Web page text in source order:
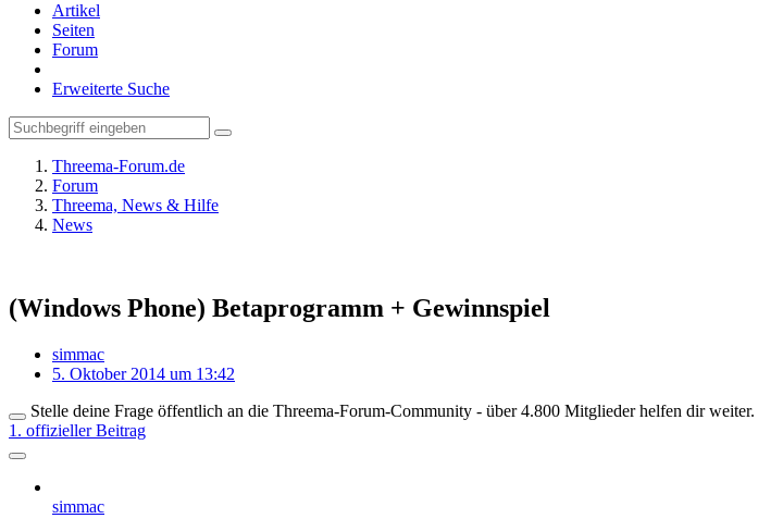
Artikel
Seiten
Forum
Erweiterte Suche
Threema-Forum.de
Forum
Threema, News & Hilfe
News
(Windows Phone) Betaprogramm + Gewinnspiel
simmac
5. Oktober 2014 um 13:42
Stelle deine Frage öffentlich an die Threema-Forum-Community - über 4.800 Mitglieder helfen dir weiter.
1. offizieller Beitrag
simmac